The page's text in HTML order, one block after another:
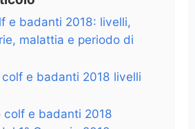
e badanti 2018: livelli,
malattia e periodo di
e badanti 2018 livelli
colf e badanti 2018